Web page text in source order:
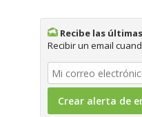
Recibe las
Recibir un email